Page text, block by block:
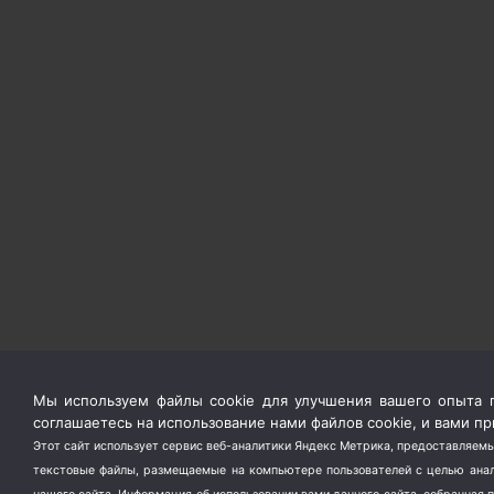
Мы используем файлы cookie для улучшения вашего опыта
соглашаетесь на использование нами файлов cookie, и вами
Этот сайт использует сервис веб-аналитики Яндекс Метрика,
текстовые файлы, размещаемые на компьютере пользователей с целью